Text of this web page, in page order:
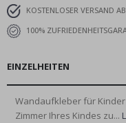
KOSTENLOSER VERSAND
100%
EINZELHEITEN
Wandaufkleber für
Zimmer Ihres Kindes zu...